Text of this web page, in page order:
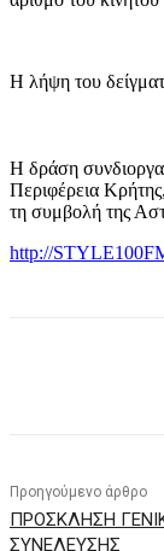
Η λήψη του
Η δράση
Περιφέρεια
τη συμβολή της
http://
Προηγούμενο άρθρο
ΠΡΟΣΚΛΗΣΗ
ΣΥΝΕΛΕΥΣΗΣ